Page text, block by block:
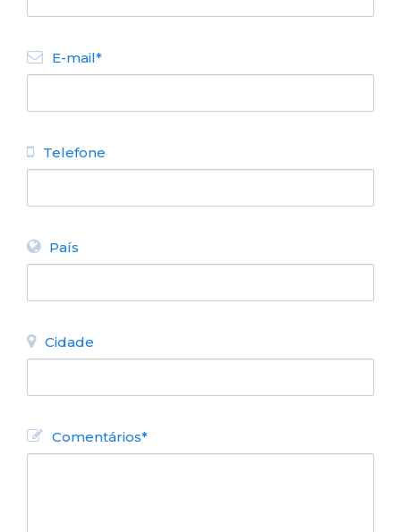
N° de disposición:
E-mail*
Telefone
País
Cidade
Comentários*